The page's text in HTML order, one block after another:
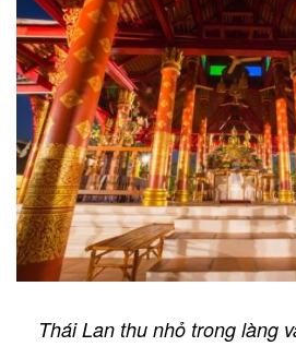
Thái Lan thu nhỏ trong làng